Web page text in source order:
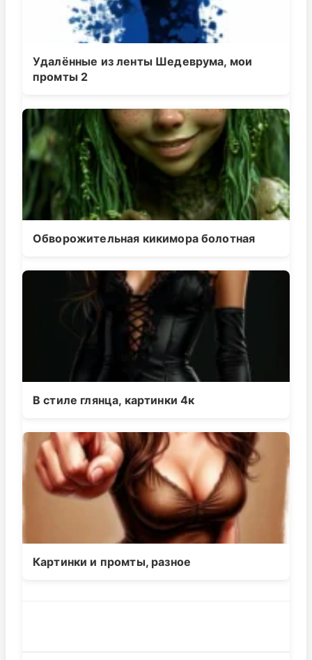
Удалённые из ленты Шедеврума, мои
промты 2
Обворожительная кикимора болотная
В стиле глянца, картинки 4к
Картинки и промты, разное